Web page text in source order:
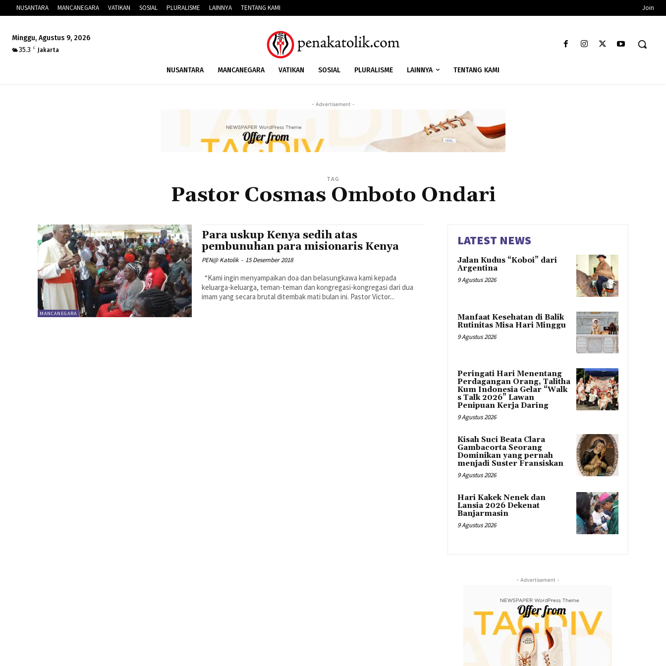
NUSANTARA MANCANEGARA VATIKAN SOSIAL PLURALISME LAINNYA TENTANG KAMI Join
Minggu, Agustus 9, 2026
35.3
C Jakarta
NUSANTARA MANCANEGARA VATIKAN SOSIAL PLURALISME LAINNYA TENTANG KAMI
- Advertisement -
TAG
Pastor Cosmas Omboto Ondari
MANCANEGARA
Para uskup Kenya sedih atas
pembunuhan para misionaris Kenya
PEN@ Katolik - 15 Desember 2018
“Kami ingin menyampaikan doa dan belasungkawa kami kepada
keluarga-keluarga, teman-teman dan kongregasi-kongregasi dari dua
imam yang secara brutal ditembak mati bulan ini. Pastor Victor...
LATEST NEWS
Jalan Kudus “Koboi” dari
Argentina
9 Agustus 2026
Manfaat Kesehatan di Balik
Rutinitas Misa Hari Minggu
9 Agustus 2026
Peringati Hari Menentang
Perdagangan Orang, Talitha
Kum Indonesia Gelar “Walk
s Talk 2026” Lawan
Penipuan Kerja Daring
9 Agustus 2026
Kisah Suci Beata Clara
Gambacorta Seorang
Dominikan yang pernah
menjadi Suster Fransiskan
9 Agustus 2026
Hari Kakek Nenek dan
Lansia 2026 Dekenat
Banjarmasin
9 Agustus 2026
- Advertisement -